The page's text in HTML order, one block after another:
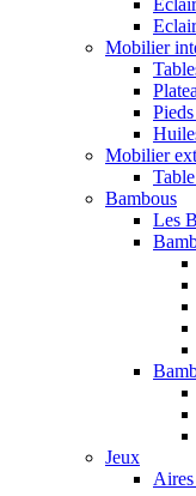
Mobilier
Mobilier
Bambous
Les
Jeux